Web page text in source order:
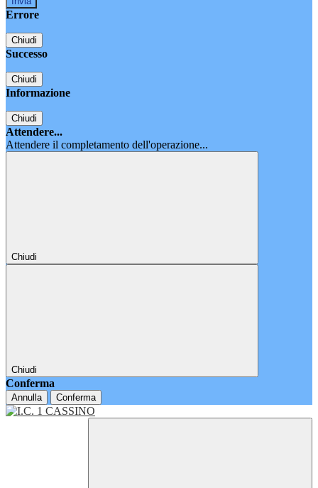
Errore
Chiudi
Successo
Chiudi
Informazione
Chiudi
Attendere...
Attendere il completamento dell'operazione...
Chiudi
Chiudi
Conferma
Annulla Conferma